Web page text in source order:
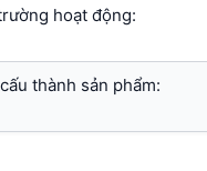
hoạt động:
thành sản phẩm: